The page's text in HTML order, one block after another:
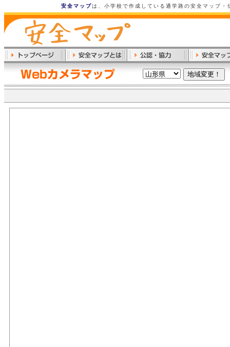
安全マップは、小学校で作成している通学路の安全マップ